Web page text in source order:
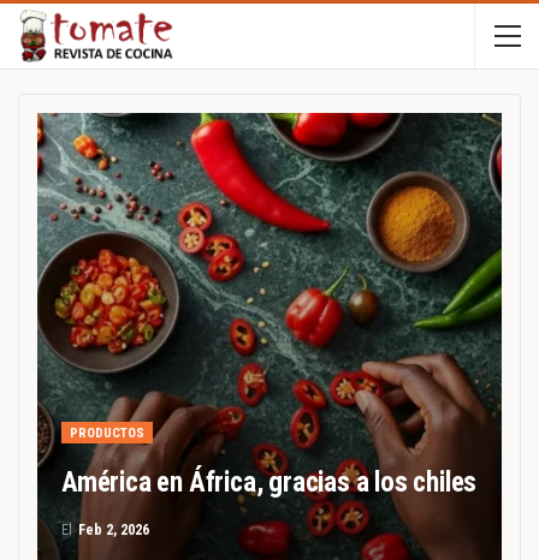
PRODUCTOS
América en África, gracias a los chiles
ElFeb 2, 2026